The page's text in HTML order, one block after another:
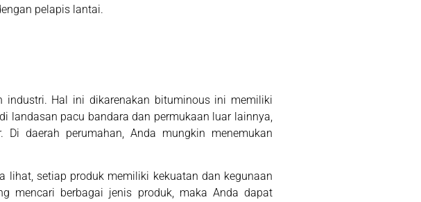
pelapis lantai.
industri. Hal ini dikarenakan bituminous ini memiliki
landasan pacu bandara dan permukaan luar lainnya,
daerah perumahan, Anda mungkin menemukan
lihat, setiap produk memiliki kekuatan dan kegunaan
mencari berbagai jenis produk, maka Anda dapat